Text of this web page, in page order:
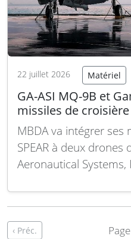
22 juillet 2026 Matériel
GA-ASI MQ-9B et
missiles de croisière
MBDA va intégrer ses
SPEAR à deux drones
Aeronautical Systems,
aéronautique
engage les deux
‹ Préc.